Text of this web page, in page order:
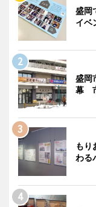
盛岡
イベ
盛岡
幕
もり
わる